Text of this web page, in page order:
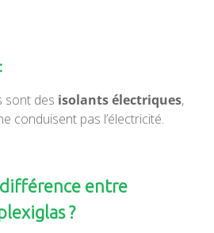
sont des isolants électriques,
conduisent pas l’électricité.
entre
?